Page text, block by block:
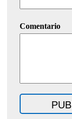
Comentario